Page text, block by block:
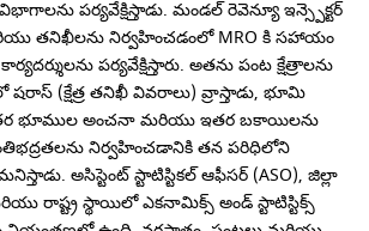
పర్యవేక్షిస్తాడు. మండల్ రెవెన్యూ ఇన్స్పెక్టర్
తనిఖీలను నిర్వహించడంలో MRO కి సహాయం
పర్యవేక్షిస్తారు. అతను పంట క్షేత్రాలను
(క్షేత్ర తనిఖీ వివరాలు) వ్రాస్తాడు, భూమి
భూముల అంచనా మరియు ఇతర బకాయిలను
నిర్వహించడానికి తన పరిధిలోని
అసిస్టెంట్ స్టాటిస్టికల్ ఆఫీసర్ (ASO), జిల్లా
రాష్ట్ర స్థాయిలో ఎకనామిక్స్ అండ్ స్టాటిస్టిక్స్